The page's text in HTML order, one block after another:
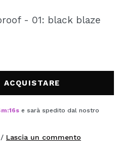
potrai fare i tuoi
lo stato dei tuoi ordini e
ACCOUNT
- 01: black blaze
ACQUISTARE
m:16s e sarà spedito dal nostro
/ Lascia un commento